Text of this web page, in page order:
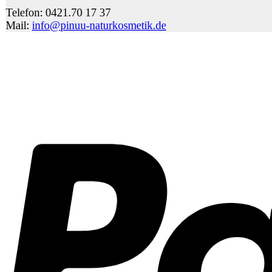
Telefon: 0421.70 17 37
Mail: info@pinuu-naturkosmetik.de